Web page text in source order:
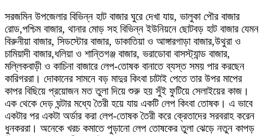
সরজমিন উপজেলার বিভিন্ন হাট বাজার ঘুরে দেখা যায়, ভালুকা পৌর বাজার
রোড,পশ্চিম বাজার, থানার মোড় সহ বিভিন্ন ইউনিয়নে ছোটবড় হাট বাজার যেমন
বিরুনীয়া বাজার, সিডস্টোর বাজার, ডাকাতিয়া ও আঙ্গারগাড়া বাজার,উথুরা ও
চামিয়াদী বাজার,ধলিয়া ও শান্তিগঞ্জ বাজার, ভরাডোবা বাসস্ট্যান্ড বাজার,
মল্লিকবাড়ী ও কাচিনা বাজারে লেপ-তোষক বানাতে ব্যস্ত সময় পার করছেন
কারিগররা। দোকানের সামনে বড় মাদুর কিংবা চাটাই পেতে তার উপর মাপের
কাপর বিছিয়ে প্রয়োজন মত তুলা দিয়ে শুরু হয় সুঁই ফুটিয়ে সেলাইয়ের কাজ।
এক থেকে দেড় ঘন্টার মধ্যে তৈরী হয়ে যায় একটি লেপ কিংবা তোষক। এ ভাবে
একটার পর একটা অর্ডার করা লেপ-তোষক তৈরী করে ক্রেতাদের সরবরাহ করেন
ধুনকররা। অনেকে খরচ কমাতে পুড়ানো লেপ তোষকের তুলা ঝেড়ে নতুন কাপড়